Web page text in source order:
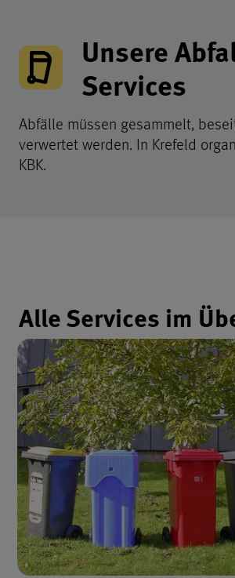
Kopfereich der Seite
Unsere
Services
Abfälle müssen gesammelt,
verwertet werden. In Krefeld
KBK.
Alle Services im
Aufzählung der